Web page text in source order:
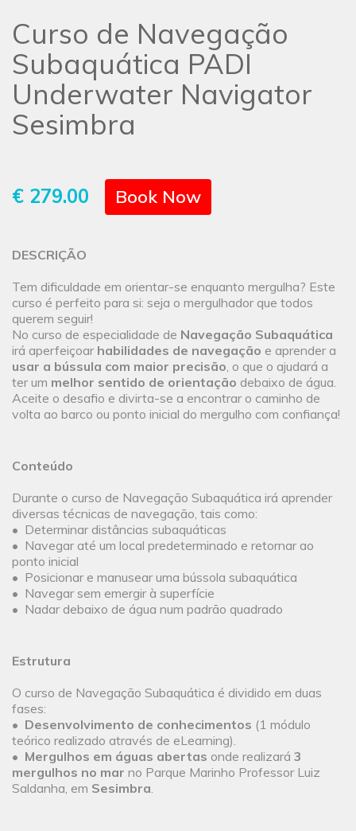
Curso de Navegação
Subaquática PADI
Underwater Navigator
Sesimbra
€ 279.00 Book Now
DESCRIÇÃO
Tem dificuldade em orientar-se enquanto mergulha? Este
curso é perfeito para si: seja o mergulhador que todos
querem seguir!
No curso de especialidade de Navegação Subaquática
irá aperfeiçoar habilidades de navegação e aprender a
usar a bússula com maior precisão, o que o ajudará a
ter um melhor sentido de orientação debaixo de água.
Aceite o desafio e divirta-se a encontrar o caminho de
volta ao barco ou ponto inicial do mergulho com confiança!
Conteúdo
Durante o curso de Navegação Subaquática irá aprender
diversas técnicas de navegação, tais como:
• Determinar distâncias subaquáticas
• Navegar até um local predeterminado e retornar ao
ponto inicial
• Posicionar e manusear uma bússola subaquática
• Navegar sem emergir à superfície
• Nadar debaixo de água num padrão quadrado
Estrutura
O curso de Navegação Subaquática é dividido em duas
fases:
• Desenvolvimento de conhecimentos (1 módulo
teórico realizado através de eLearning).
• Mergulhos em águas abertas onde realizará 3
mergulhos no mar no Parque Marinho Professor Luiz
Saldanha, em Sesimbra.